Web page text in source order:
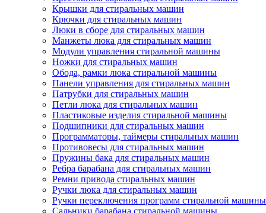
Крышки для стиральных машин
Крючки для стиральных машин
Люки в сборе для стиральных машин
Манжеты люка для стиральных машин
Модули управления стиральной машины
Ножки для стиральных машин
Обода, рамки люка стиральной машины
Панели управления для стиральных машин
Патрубки для стиральных машин
Петли люка для стиральных машин
Пластиковые изделия стиральной машины
Подшипники для стиральных машин
Программаторы, таймеры стиральных машин
Противовесы для стиральных машин
Пружины бака для стиральных машин
Ребра барабана для стиральных машин
Ремни привода стиральных машин
Ручки люка для стиральных машин
Ручки переключения программ стиральной машины
Сальники барабана стиральной машины